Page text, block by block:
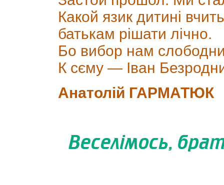
Какой язик дитині
батькам рішати лічно.
Бо вибор нам
К сєму — Іван
Анатолій ГАРМАТЮК